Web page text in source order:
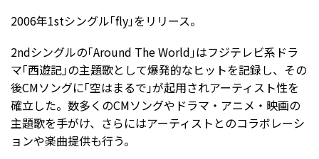
2006年1stシングル｢fly｣をリリース。
2ndシングルの｢Around The World ｣はフジテレビ系ドラ
マ｢西遊記｣の主題歌として爆発的なヒットを記録し、その
後CMソングに｢空はまるで｣が起用されアーティスト性を
確立した。数多くのCMソングやドラマ・アニメ・映画の
主題歌を手がけ、さらにはアーティストとのコラボレーシ
ョンや楽曲提供も行う。